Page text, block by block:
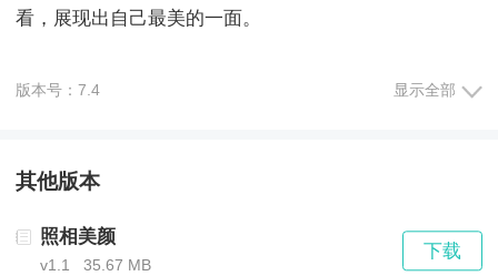
看，展现出自己最美的一面。
*专业的照片拼接服务，可以将多张照片自由拼接在一
*牙齿美白功能，让用户笑出画面感，展现自信灿烂的笑
容。
版本号：7.4 显示全部
其他版本
照相美颜
v1.1 35.67 MB
下载